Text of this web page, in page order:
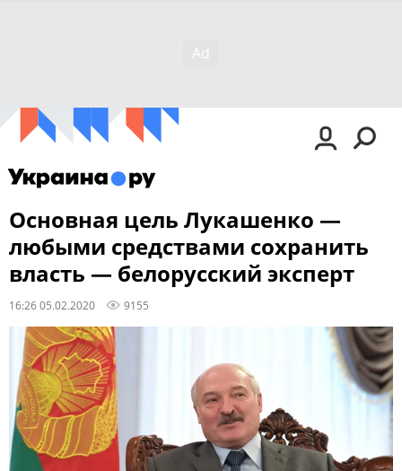
Основная цель Лукашенко —
любыми средствами сохранить
власть — белорусский эксперт
16:26 05.02.2020 9155